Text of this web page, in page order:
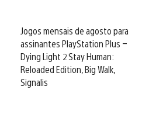
Jogos mensais de agosto para
assinantes PlayStation Plus –
Dying Light 2 Stay Human:
Reloaded Edition, Big Walk,
Signalis